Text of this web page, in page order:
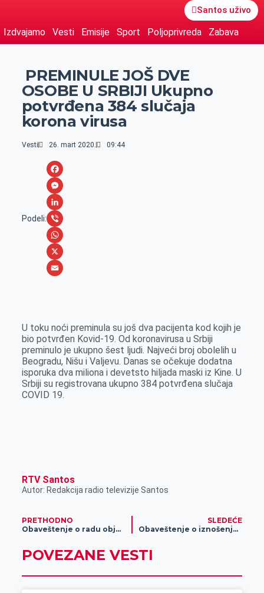
Santos uživo
Izdvajamo Vesti Emisije Sport Poljoprivreda Zabava
PREMINULE JOŠ DVE
OSOBE U SRBIJI Ukupno
potvrđena 384 slučaja
korona virusa
Vesti 26. mart 2020. 09:44
Podeli:
F
a
c
e
b
o
M
e
s
s
e
r
L
i
n
k
n
V
i
b
W
h
A
p
p
X
i
l
U toku noći preminula su još dva pacijenta kod kojih je
bio potvrđen Kovid-19. Od koronavirusa u Srbiji
preminulo je ukupno šest ljudi. Najveći broj obolelih u
Beogradu, Nišu i Valjevu. Danas se očekuje dodatna
isporuka dva miliona i devetsto hiljada maski iz Kine. U
Srbiji su registrovana ukupno 384 potvrđena slučaja
COVID 19.
RTV Santos
Autor: Redakcija radio televizije Santos
PRETHODNO
Obaveštenje o radu objekata kompanije Gomex nedeljom u jutarnjim časovima za starije od 65 godina
SLEDEĆE
Obaveštenje o iznošenju i deponovanju smeća
POVEZANE VESTI